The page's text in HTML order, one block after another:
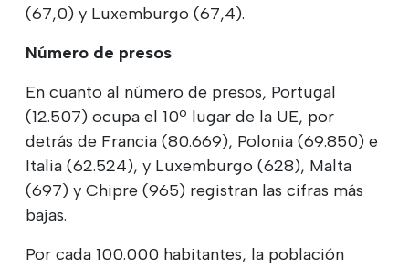
(67,0) y Luxemburgo (67,4).
Número de presos
En cuanto al número de presos, Portugal
(12.507) ocupa el 10º lugar de la UE, por
detrás de Francia (80.669), Polonia (69.850) e
Italia (62.524), y Luxemburgo (628), Malta
(697) y Chipre (965) registran las cifras más
bajas.
Por cada 100.000 habitantes, la población